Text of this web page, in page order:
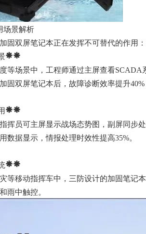
景解析
固双屏笔记本正在发挥不可替代的作用：
景**
等场景中，工程师通过主屏查看
固双屏笔记本后，故障诊断效率提升
用**
挥员可主屏显示战场态势图，副屏同步
数据显示，情报处理时效性提高35%。
统**
等移动指挥车中，三防设计的加固笔记
雨中触控。